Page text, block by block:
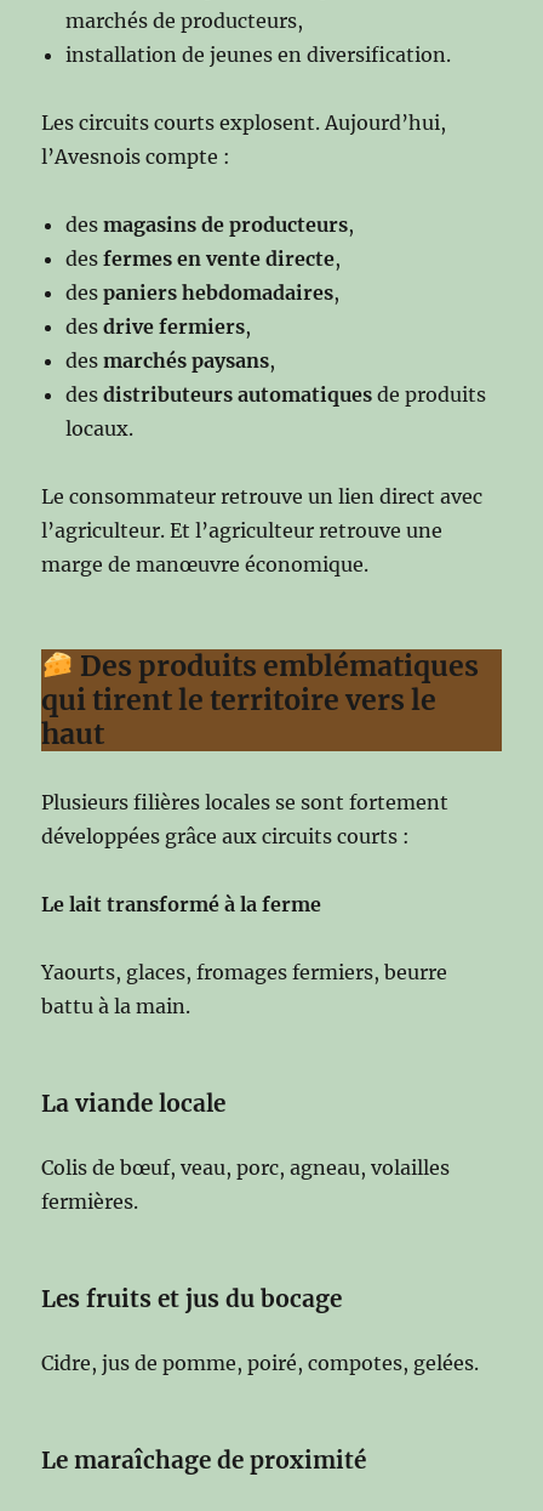
marchés de producteurs,
installation de jeunes en diversification.
Les circuits courts explosent. Aujourd’hui,
l’Avesnois compte :
desmagasins de producteurs,
desfermes en vente directe,
despaniers hebdomadaires,
desdrive fermiers,
desmarchés paysans,
desdistributeurs automatiques de produits
locaux.
Le consommateur retrouve un lien direct avec
l’agriculteur. Et l’agriculteur retrouve une
marge de manœuvre économique.
Des produits emblématiques
qui tirent le territoire vers le
haut
Plusieurs filières locales se sont fortement
développées grâce aux circuits courts :
Le lait transformé à la ferme
Yaourts, glaces, fromages fermiers, beurre
battu à la main.
La viande locale
Colis de bœuf, veau, porc, agneau, volailles
fermières.
Les fruits et jus du bocage
Cidre, jus de pomme, poiré, compotes, gelées.
Le maraîchage de proximité